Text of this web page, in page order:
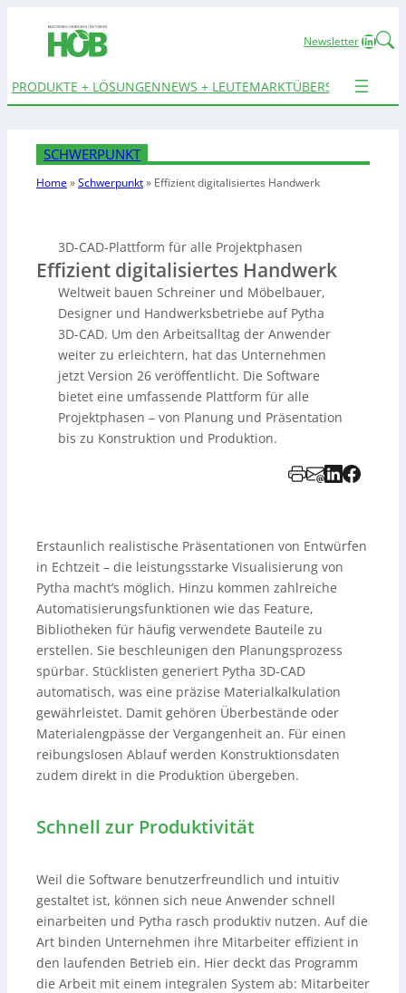
Newsletter
PRODUKTE + LÖSUNGENNEWS + LEUTEMARKTÜBERSICHTEN
SCHWERPUNKT
Home»Schwerpunkt» Effizientdigitalisiertes Handwerk
3D-CAD-Plattform für alle Projektphasen
Effizient digitalisiertes Handwerk
Weltweit bauen Schreiner und Möbelbauer,
Designer und Handwerksbetriebe auf Pytha
3D-CAD. Um den Arbeitsalltag der Anwender
weiter zu erleichtern, hat das Unternehmen
jetzt Version 26 veröffentlicht. Die Software
bietet eine umfassende Plattform für alle
Projektphasen – von Planung und Präsentation
bis zu Konstruktion und Produktion.
Erstaunlich realistische Präsentationen von Entwürfen
in Echtzeit – die leistungsstarke Visualisierung von
Pytha macht’s möglich. Hinzu kommen zahlreiche
Automatisierungsfunktionen wie das Feature,
Bibliotheken für häufig verwendete Bauteile zu
erstellen. Sie beschleunigen den Planungsprozess
spürbar. Stücklisten generiert Pytha 3D-CAD
automatisch, was eine präzise Materialkalkulation
gewährleistet. Damit gehören Überbestände oder
Materialengpässe der Vergangenheit an. Für einen
reibungslosen Ablauf werden Konstruktionsdaten
zudem direkt in die Produktion übergeben.
Schnell zur Produktivität
Weil die Software benutzerfreundlich und intuitiv
gestaltet ist, können sich neue Anwender schnell
einarbeiten und Pytha rasch produktiv nutzen. Auf die
Art binden Unternehmen ihre Mitarbeiter effizient in
den laufenden Betrieb ein. Hier deckt das Programm
die Arbeit mit einem integralen System ab: Mitarbeiter